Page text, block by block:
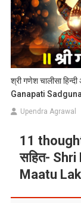
श्री गणेश चालीसा
Ganapati
Upendra Agrawal
11
सहित-
Maatu